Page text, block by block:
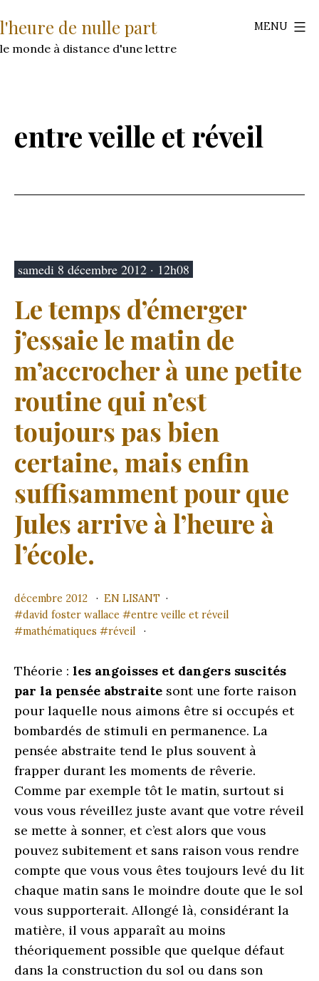
au
contenu
l'heure de nulle part
le monde à distance d'une lettre
MENU
entre veille et réveil
samedi 8 décembre 2012 · 12h08
Le temps d’émerger
j’essaie le matin de
m’accrocher à une petite
routine qui n’est
toujours pas bien
certaine, mais enfin
suffisamment pour que
Jules arrive à l’heure à
l’école.
décembre 2012
EN LISANT
david foster wallace
entre veille et réveil
mathématiques
réveil
Théorie : les angoisses et dangers suscités
par la pensée abstraite sont une forte raison
pour laquelle nous aimons être si occupés et
bombardés de stimuli en permanence. La
pensée abstraite tend le plus souvent à
frapper durant les moments de rêverie.
Comme par exemple tôt le matin, surtout si
vous vous réveillez juste avant que votre réveil
se mette à sonner, et c’est alors que vous
pouvez subitement et sans raison vous rendre
compte que vous vous êtes toujours levé du lit
chaque matin sans le moindre doute que le sol
vous supporterait. Allongé là, considérant la
matière, il vous apparaît au moins
théoriquement possible que quelque défaut
dans la construction du sol ou dans son